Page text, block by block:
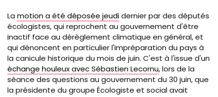
La motion a été déposée jeudidernier par des députés
écologistes, qui reprochent au gouvernement d'être
inactif face au dérèglement climatique en général, et
qui dénoncent en particulier l'impréparation du pays à
la canicule historique du mois de juin. C'est à l'issue d'un
échange houleux avec Sébastien Lecornu, lors de la
séance des questions au gouvernement du 30 juin, que
la présidente du groupe Écologiste et social avait